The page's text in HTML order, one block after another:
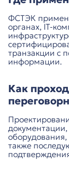
ФСТЭК
органах, IT-
транзакции с
информации.
Как
оборудования,
также